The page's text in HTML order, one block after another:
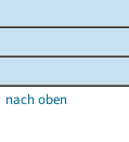
nach oben